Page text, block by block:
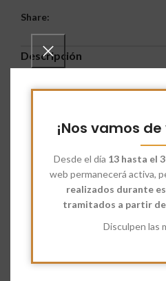
¡Nos vamos
Desde el día 13 hasta el
web permanecerá activa,
realizados durante
tramitados a partir
Disculpen las
Share:
Descripción
Laharinademaízintegralno
muy fina de color amarillo que se
Se usa como harina secundaria
aportando un ligero sabor dulce.
repostería, es muy adecuada para
croquetas y a las galletas saladas.
gastronomía latinoamericana.
o para mezclar en poca